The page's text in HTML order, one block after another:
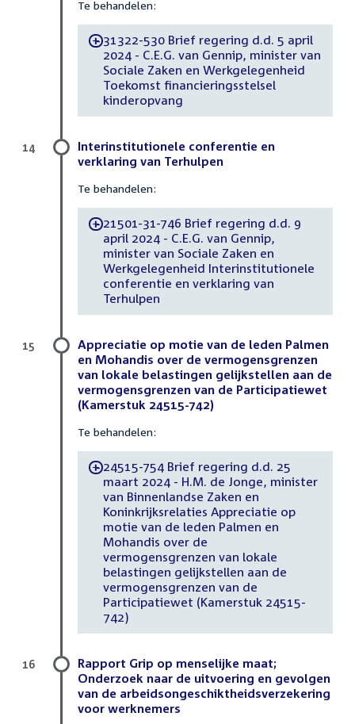
Te behandelen:
-31322-530 Brief regering d.d. 5 april
2024 - C.E.G. van Gennip, minister van
Sociale Zaken en Werkgelegenheid
Toekomst financieringsstelsel
kinderopvang
Interinstitutionele conferentie en
verklaring van Terhulpen
Te behandelen:
-21501-31-746 Brief regering d.d. 9
april 2024 - C.E.G. van Gennip,
minister van Sociale Zaken en
Werkgelegenheid Interinstitutionele
conferentie en verklaring van
Terhulpen
14
Appreciatie op motie van de leden Palmen
en Mohandis over de vermogensgrenzen
van lokale belastingen gelijkstellen aan de
vermogensgrenzen van de Participatiewet
(Kamerstuk 24515-742)
Te behandelen:
-24515-754 Brief regering d.d. 25
maart 2024 - H.M. de Jonge, minister
van Binnenlandse Zaken en
Koninkrijksrelaties Appreciatie op
motie van de leden Palmen en
Mohandis over de
vermogensgrenzen van lokale
belastingen gelijkstellen aan de
vermogensgrenzen van de
Participatiewet (Kamerstuk 24515-
742)
15
Rapport Grip op menselijke maat;
Onderzoek naar de uitvoering en gevolgen
van de arbeidsongeschiktheidsverzekering
voor werknemers
16